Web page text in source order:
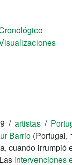
/ artistas /
Barrio (Portugal,
cuando
intervenciones